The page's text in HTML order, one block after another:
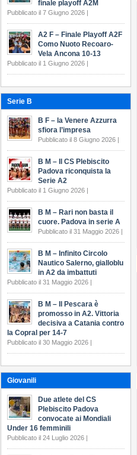
finale playoff A2M
Pubblicato il 7 Giugno 2026 |
A2 F – Finale Playoff A2F
Como Nuoto Recoaro-
Vela Ancona 10-13
Pubblicato il 1 Giugno 2026 |
Serie B
B F – la Venere Azzurra
sfiora l’impresa
Pubblicato il 8 Giugno 2026 |
B M – Il CS Plebiscito
Padova riconquista la
Serie A2
Pubblicato il 1 Giugno 2026 |
B M – Rari non basta il
cuore. Padova in serie A
Pubblicato il 31 Maggio 2026 |
B M – Infinito Circolo
Nautico Salerno, gialloblu
in A2 da imbattuti
Pubblicato il 31 Maggio 2026 |
B M – Il Pescara è
promosso in A2. Vittoria
decisiva a Catania contro
la Copral per 14-7
Pubblicato il 30 Maggio 2026 |
Giovanili
Due atlete del CS
Plebiscito Padova
convocate ai Mondiali
Under 16 femminili
Pubblicato il 24 Luglio 2026 |